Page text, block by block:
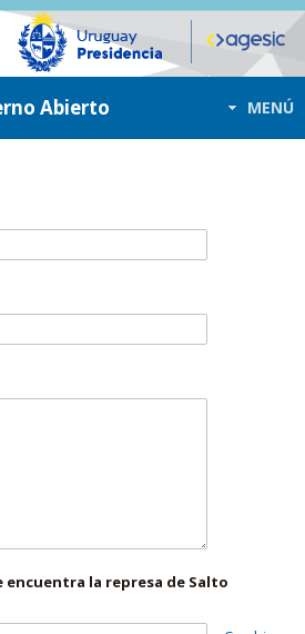
Abierto MENÚ
encuentra la represa de Salto